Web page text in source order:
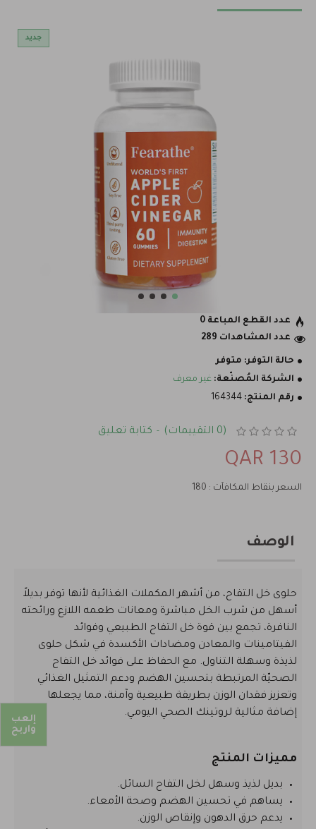
جديد
حالة التوفر: متوفر
الشركة المُصنّعة: غير معرف
رقم المنتج: 164344
عدد القطع المباعة 0
عدد المشاهدات 289
(0 التقييمات) - كتابة تعليق
130 QAR
السعر بنقاط المكافآت : 180
الوصف
حلوى خل التفاح، من أشهر المكملات الغذائية لأنها توفر بديلاً
أسهل من شرب الخل مباشرة ومعانات طعمه اللازع ورائحته
النافرة، تجمع بين قوة خل التفاح الطبيعي وفوائد
الفيتامينات والمعادن ومضادات الأكسدة في شكل حلوى
لذيذة وسهلة التناول. مع الحفاظ على فوائد خل التفاح
الصحيّة المرتبطة بتحسين الهضم ودعم التمثيل الغذائي
وتعزيز فقدان الوزن بطريقة طبيعية وآمنة، مما يجعلها
إضافة مثالية لروتينك الصحي اليومي.
مميزات المنتج
بديل لذيذ وسهل لخل التفاح السائل.
يساهم في تحسين الهضم وصحة الأمعاء.
يدعم حرق الدهون وإنقاص الوزن.
إلعب
واربح